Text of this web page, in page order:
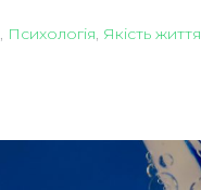
, Психологія, Якість життя